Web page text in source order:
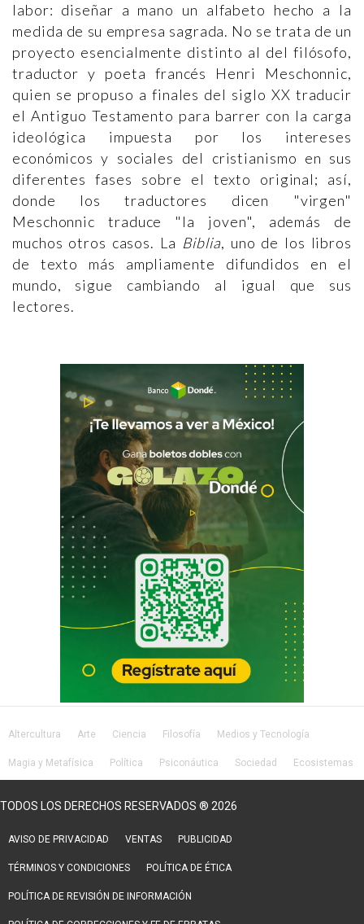
labor: diseñar a mano un alfabeto hecho a la
medida de su empresa sagrada. No se trata de un
proyecto esencialmente distinto al del filósofo,
traductor y poeta francés Henri Meschonnic,
quien se propuso a finales del siglo XX traducir
el Antiguo Testamento para barrer con la carga
ideológica impuesta por los intereses
económicos y sociales del cristianismo en sus
diferentes fases sobre el texto original; así,
donde los traductores dicen "virgen"
Meschonnic traduce "la joven", además de
muchos otros casos. La Biblia, uno de los libros
de texto más ampliamente difundidos en el
mundo, sigue cambiando al igual que sus
lectores.
Altercultura Arte Ciencia Filosofía Medios y Tecnología
Magia y Metafísica Política Psiconáutica Sociedad Ecosistemas
TODOS LOS DERECHOS RESERVADOS ® 2026
AVISO DE PRIVACIDAD VENTAS PUBLICIDAD
TÉRMINOS Y CONDICIONES POLÍTICA DE ÉTICA
POLÍTICA DE REVISIÓN DE INFORMACIÓN